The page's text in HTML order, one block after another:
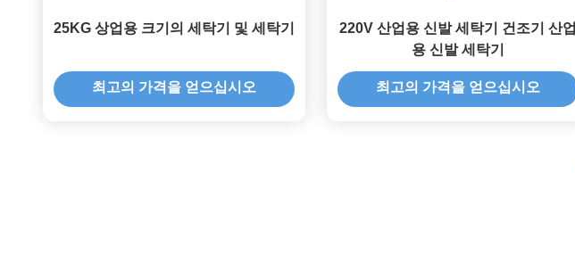
25KG 상업용 크기의 세탁기 및 세탁기
최고의 가격을 얻으십시오
220V 산업용 신발 세탁기 건조기 산업
용 신발 세탁기
최고의 가격을 얻으십시오